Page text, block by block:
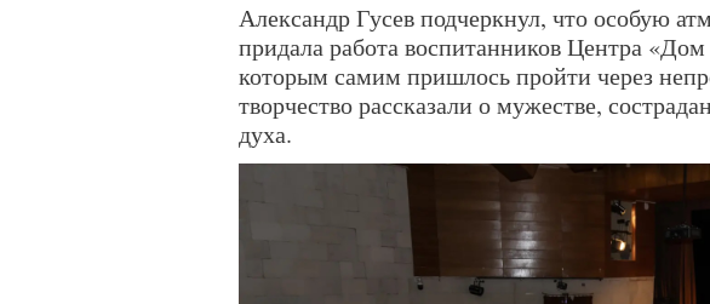
Александр Гусев подчеркнул, что особую
придала работа воспитанников Центра «Дом
которым самим пришлось пройти через
творчество рассказали о мужестве,
духа.